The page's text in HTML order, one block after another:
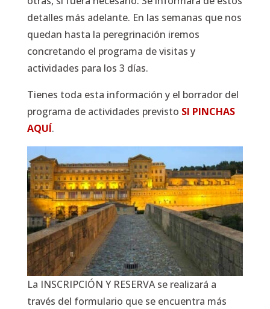
detalles más adelante. En las semanas que nos
quedan hasta la peregrinación iremos
concretando el programa de visitas y
actividades para los 3 días.
Tienes toda esta información y el borrador del
programa de actividades previsto SI PINCHAS
AQUÍ.
La INSCRIPCIÓN Y RESERVA se realizará a
través del formulario que se encuentra más